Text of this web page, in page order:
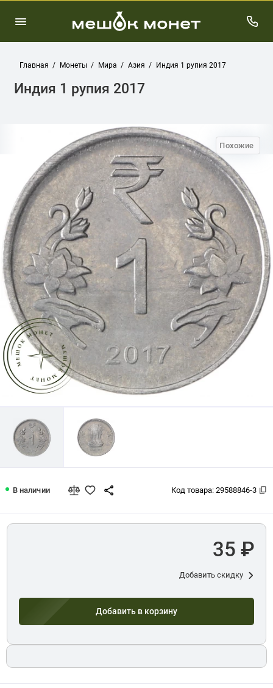
Главная Монеты Мира Азия Индия 1 рупия 2017
Индия 1 рупия 2017
Похожие
В наличии Код товара: 29588846-3
35 ₽
Добавить скидку
Добавить в корзину